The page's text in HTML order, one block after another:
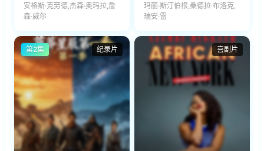
安格斯·克劳德,杰森·奥玛拉,詹
森·威尔
玛丽·斯汀伯根,桑德拉·布洛克,
瑞安·雷
纪录片
第2集 喜剧片